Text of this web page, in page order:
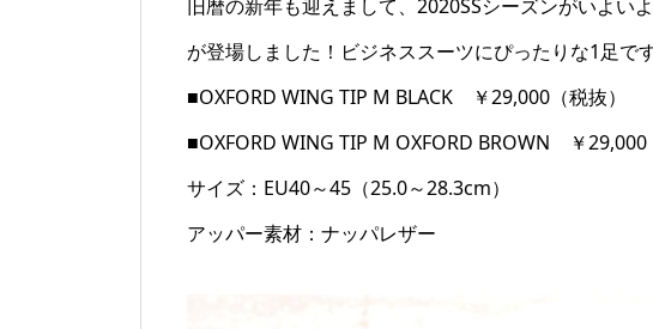
旧暦の新年も迎えまして、2020SSシーズンがいよい
が登場しました！ビジネススーツにぴったりな1足です
■OXFORD WING TIP M BLACK ￥29,000（税抜）
■OXFORD WING TIP M OXFORD BROWN ￥29,000
サイズ：EU40～45（25.0～28.3cm）
アッパー素材：ナッパレザー